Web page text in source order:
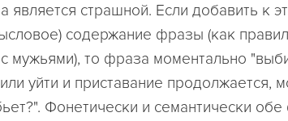
является страшной. Если добавить к
содержание фразы (как
мужьями), то фраза моментально
уйти и приставание продолжается,
Фонетически и семантически